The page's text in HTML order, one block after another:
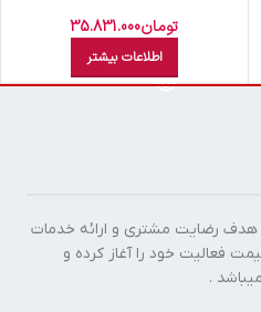
تومان35.831.000
اطلاعات بیشتر
با هدف رضایت مشتری و ارائه خدمات
فعالیت خود را آغاز کرده و
.